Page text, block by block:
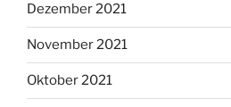
Dezember 2021
November 2021
Oktober 2021